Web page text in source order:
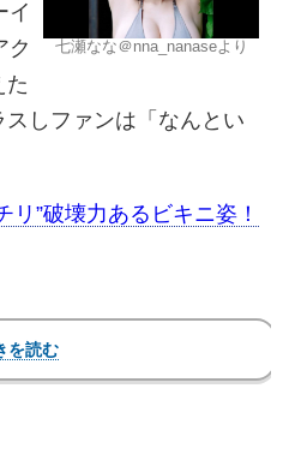
七瀬なな＠nna_nanaseより
イ
ク
た
しファンは「なんとい
リ”破壊力あるビキニ姿！